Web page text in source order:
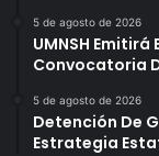
5 de agosto de 2026
UMNSH
Convocatoria
5 de agosto de 2026
Detención De
Estrategia